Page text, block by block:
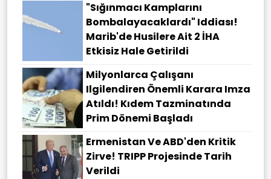
"Sığınmacı Kamplarını
Bombalayacaklardı" Iddiası!
Marib'de Husilere Ait 2 İHA
Etkisiz Hale Getirildi
Milyonlarca Çalışanı
Ilgilendiren Önemli Karara Imza
Atıldı! Kıdem Tazminatında
Prim Dönemi Başladı
Ermenistan Ve ABD'den Kritik
Zirve! TRIPP Projesinde Tarih
Verildi